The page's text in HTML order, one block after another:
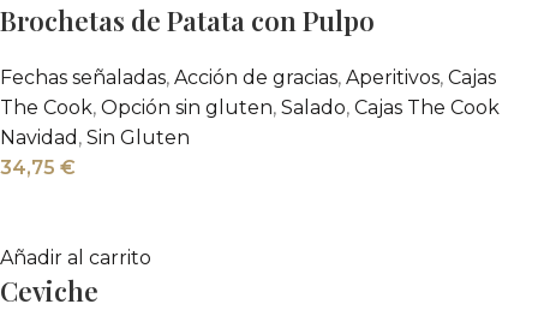
Brochetas de Patata con Pulpo
Fechas señaladas, Acción de gracias, Aperitivos, Cajas
The Cook, Opción sin gluten, Salado, Cajas The Cook
Navidad , Sin Gluten
34,75 €
Añadir al carrito
Ceviche